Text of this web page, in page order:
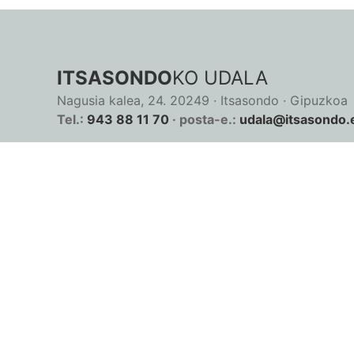
ITSASONDOKO UDALA
Nagusia kalea, 24. 20249 · Itsasondo · Gipuzkoa
Tel.: 943 88 11 70 · posta-e.: